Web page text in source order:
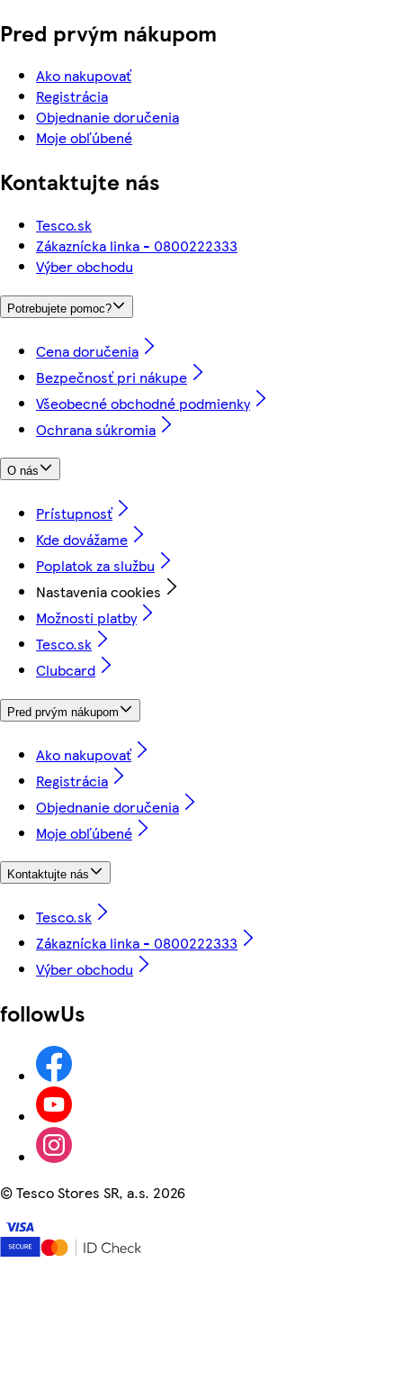
Pred prvým nákupom
Ako nakupovať
Registrácia
Objednanie doručenia
Moje obľúbené
Kontaktujte nás
Tesco.sk
Zákaznícka linka - 0800222333
Výber obchodu
Potrebujete pomoc?
Cena doručenia
Bezpečnosť pri nákupe
Všeobecné obchodné podmienky
Ochrana súkromia
O nás
Prístupnosť
Kde dovážame
Poplatok za službu
Nastavenia cookies
Možnosti platby
Tesco.sk
Clubcard
Pred prvým nákupom
Ako nakupovať
Registrácia
Objednanie doručenia
Moje obľúbené
Kontaktujte nás
Tesco.sk
Zákaznícka linka - 0800222333
Výber obchodu
followUs
©Tesco Stores SR, a.s. 2026